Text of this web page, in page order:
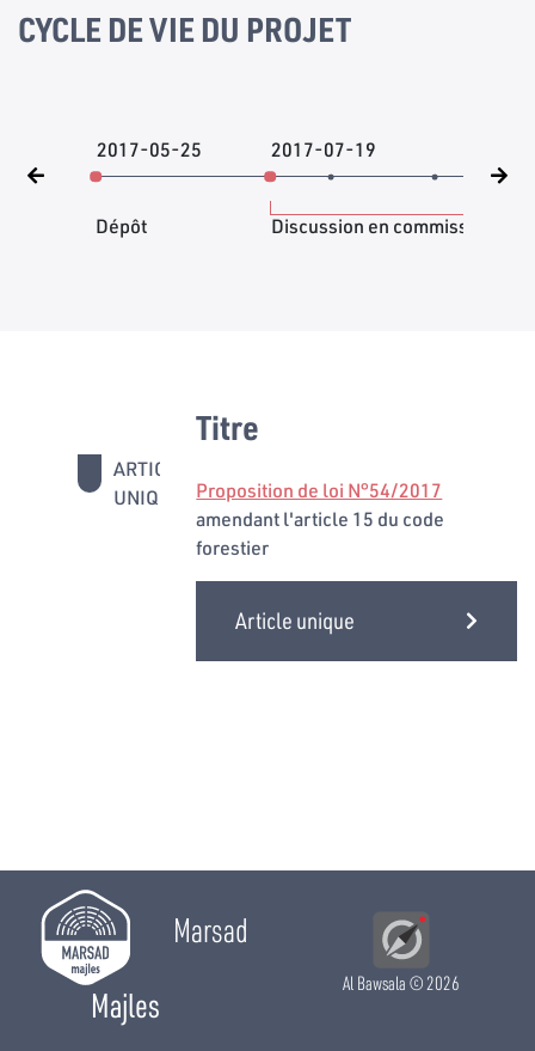
CYCLE DE VIE DU PROJET
2017-05-25
Dépôt
2017-07-19
Discussion en commission
ARTICLE
UNIQUE
Titre
Proposition de loi N°54/2017
amendant l'article 15 du code
forestier
Article unique
Marsad
Majles
Al Bawsala© 2026